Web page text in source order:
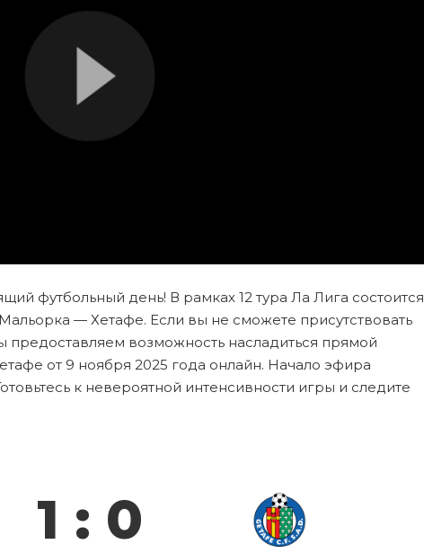
футбольный день! В рамках 12 тура Ла Лига состоится
— Хетафе. Если вы не сможете присутствовать
предоставляем возможность насладиться прямой
от 9 ноября 2025 года онлайн. Начало эфира
к невероятной интенсивности игры и следите
1 : 0